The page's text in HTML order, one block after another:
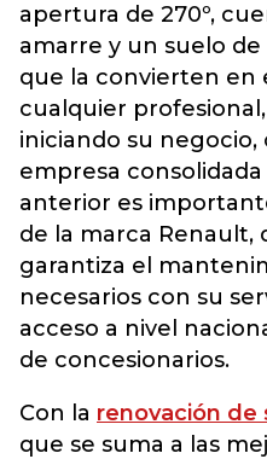
apertura de 270º,
amarre y un suelo
que la convierten en
cualquier
iniciando su
empresa
anterior es
de la marca Renault,
garantiza el
necesarios con su
acceso a nivel
de concesionarios.
Con la renovación de
que se suma a las